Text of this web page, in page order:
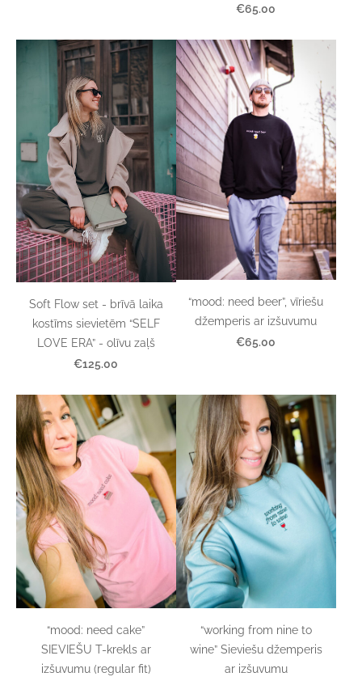
€65.00
Soft Flow set - brīvā laika
kostīms sievietēm “SELF
LOVE ERA” - olīvu zaļš
€125.00
“mood: need beer”, vīriešu
džemperis ar izšuvumu
€65.00
“mood: need cake”
SIEVIEŠU T-krekls ar
izšuvumu (regular fit)
“working from nine to
wine” Sieviešu džemperis
ar izšuvumu